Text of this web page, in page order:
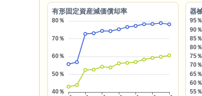
有形固定資産減価償却率 器